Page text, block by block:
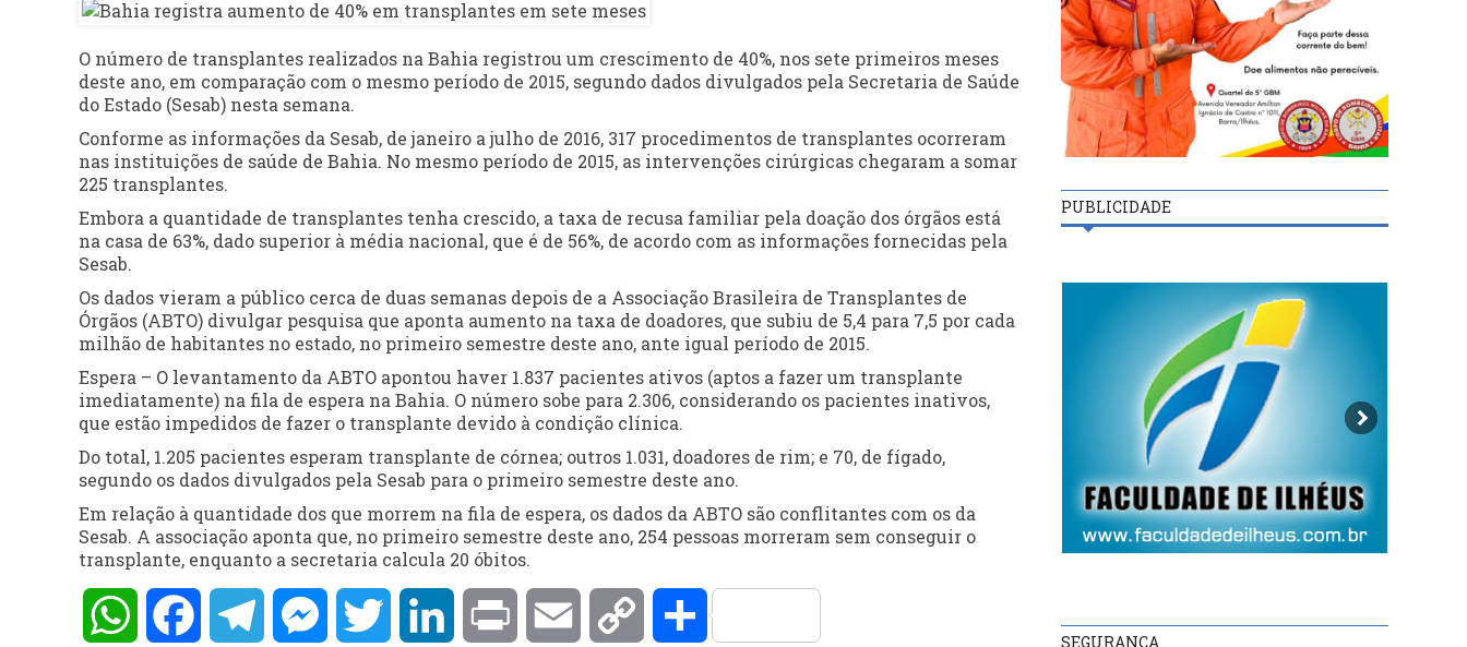
O número de transplantes realizados na Bahia registrou um crescimento de 40%, nos sete primeiros meses
deste ano, em comparação com o mesmo período de 2015, segundo dados divulgados pela Secretaria de Saúde
do Estado (Sesab) nesta semana.
Conforme as informações da Sesab, de janeiro a julho de 2016, 317 procedimentos de transplantes ocorreram
nas instituições de saúde de Bahia. No mesmo período de 2015, as intervenções cirúrgicas chegaram a somar
225 transplantes.
Embora a quantidade de transplantes tenha crescido, a taxa de recusa familiar pela doação dos órgãos está
na casa de 63%, dado superior à média nacional, que é de 56%, de acordo com as informações fornecidas pela
Sesab.
Os dados vieram a público cerca de duas semanas depois de a Associação Brasileira de Transplantes de
Órgãos (ABTO) divulgar pesquisa que aponta aumento na taxa de doadores, que subiu de 5,4 para 7,5 por cada
milhão de habitantes no estado, no primeiro semestre deste ano, ante igual período de 2015.
Espera – O levantamento da ABTO apontou haver 1.837 pacientes ativos (aptos a fazer um transplante
imediatamente) na fila de espera na Bahia. O número sobe para 2.306, considerando os pacientes inativos,
que estão impedidos de fazer o transplante devido à condição clínica.
Do total, 1.205 pacientes esperam transplante de córnea; outros 1.031, doadores de rim; e 70, de fígado,
segundo os dados divulgados pela Sesab para o primeiro semestre deste ano.
Em relação à quantidade dos que morrem na fila de espera, os dados da ABTO são conflitantes com os da
Sesab. A associação aponta que, no primeiro semestre deste ano, 254 pessoas morreram sem conseguir o
transplante, enquanto a secretaria calcula 20 óbitos.
WhatsAppFacebookTelegramMessengerTwitter LinkedInPrint Email Copy Compartilhar
PUBLICIDADE
SEGURANÇA